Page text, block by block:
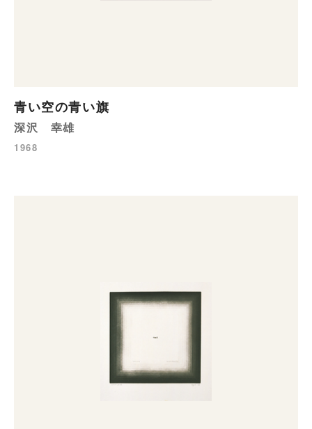
青い空の青い旗
深沢 幸雄
1968